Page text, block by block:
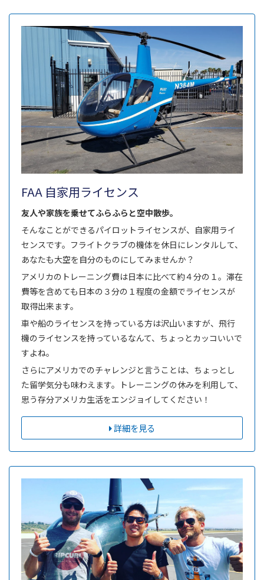
FAA 自家用ライセンス
友人や家族を乗せてふらふらと空中散歩。
そんなことができるパイロットライセンスが、自家用ライ
センスです。フライトクラブの機体を休日にレンタルして、
あなたも大空を自分のものにしてみませんか？
アメリカのトレーニング費は日本に比べて約４分の１。滞在
費等を含めても日本の３分の１程度の金額でライセンスが
取得出来ます。
車や船のライセンスを持っている方は沢山いますが、飛行
機のライセンスを持っているなんて、ちょっとカッコいいで
すよね。
さらにアメリカでのチャレンジと言うことは、ちょっとし
た留学気分も味わえます。トレーニングの休みを利用して、
思う存分アメリカ生活をエンジョイしてください！
詳細を見る